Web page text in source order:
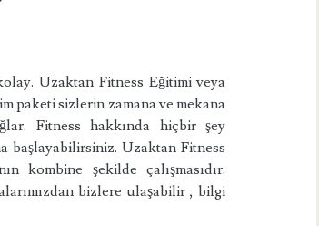
Uzaktan Fitness Eğitimi veya
paketi sizlerin zamana ve mekana
Fitness hakkında hiçbir şey
başlayabilirsiniz. Uzaktan Fitness
kombine şekilde çalışmasıdır.
bizlere ulaşabilir , bilgi